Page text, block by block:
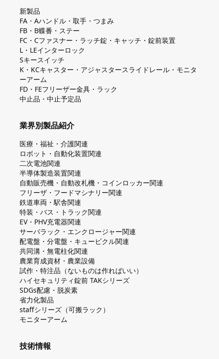
新製品
FA・Aハンドル・取手・つまみ
FB・B蝶番・ステー
FC・Cファスナー・ラッチ錠・キャッチ・錠前装置
L・LEインターロック
Sキースイッチ
K・KCキャスター・アジャスタースライドレール・モニタ
ーアーム
FD・FEフリーザー金具・ラック
中止品・中止予定品
業界別製品紹介
医療・福祉・介護関連
ロボット・自動化装置関連
二次電池関連
半導体製造装置関連
自動販売機・自動改札機・コインロッカー関連
フリーザ・フードマシナリー関連
鉄道車両・駅舎関連
特装・バス・トラック関連
EV・PHV充電器関連
サーバラック・エンクロージャー関連
配電盤・分電盤・キュービクル関連
共同溝・無電柱化関連
農業育成資材・農業設備
試作・特注品（ないものは作ればいい）
ハイセキュリティ錠前 TAKシリーズ
SDGs配慮・脱炭素
省力化製品
staffシリーズ（可搬ラック）
モニターアーム
技術情報